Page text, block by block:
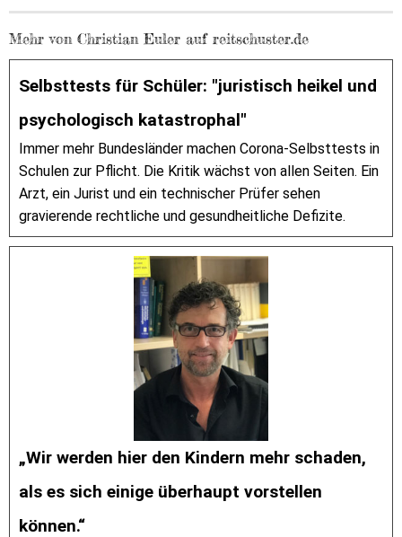
Mehr von Christian Euler auf reitschuster.de
Selbsttests für Schüler: "juristisch heikel und
psychologisch katastrophal"
Immer mehr Bundesländer machen Corona-Selbsttests in
Schulen zur Pflicht. Die Kritik wächst von allen Seiten. Ein
Arzt, ein Jurist und ein technischer Prüfer sehen
gravierende rechtliche und gesundheitliche Defizite.
„Wir werden hier den Kindern mehr schaden,
als es sich einige überhaupt vorstellen
können.“